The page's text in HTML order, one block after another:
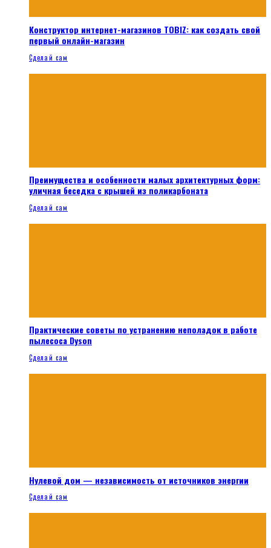
Конструктор интернет-магазинов TOBIZ: как создать свой
первый онлайн-магазин
Сделай сам
Преимущества и особенности малых архитектурных форм:
уличная беседка с крышей из поликарбоната
Сделай сам
Практические советы по устранению неполадок в работе
пылесоса Dyson
Сделай сам
Нулевой дом — независимость от источников энергии
Сделай сам